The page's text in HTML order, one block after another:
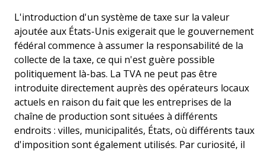
L'introduction d'un système de taxe sur la valeur
ajoutée aux États-Unis exigerait que le gouvernement
fédéral commence à assumer la responsabilité de la
collecte de la taxe, ce qui n'est guère possible
politiquement là-bas. La TVA ne peut pas être
introduite directement auprès des opérateurs locaux
actuels en raison du fait que les entreprises de la
chaîne de production sont situées à différents
endroits : villes, municipalités, États, où différents taux
d'imposition sont également utilisés. Par curiosité, il